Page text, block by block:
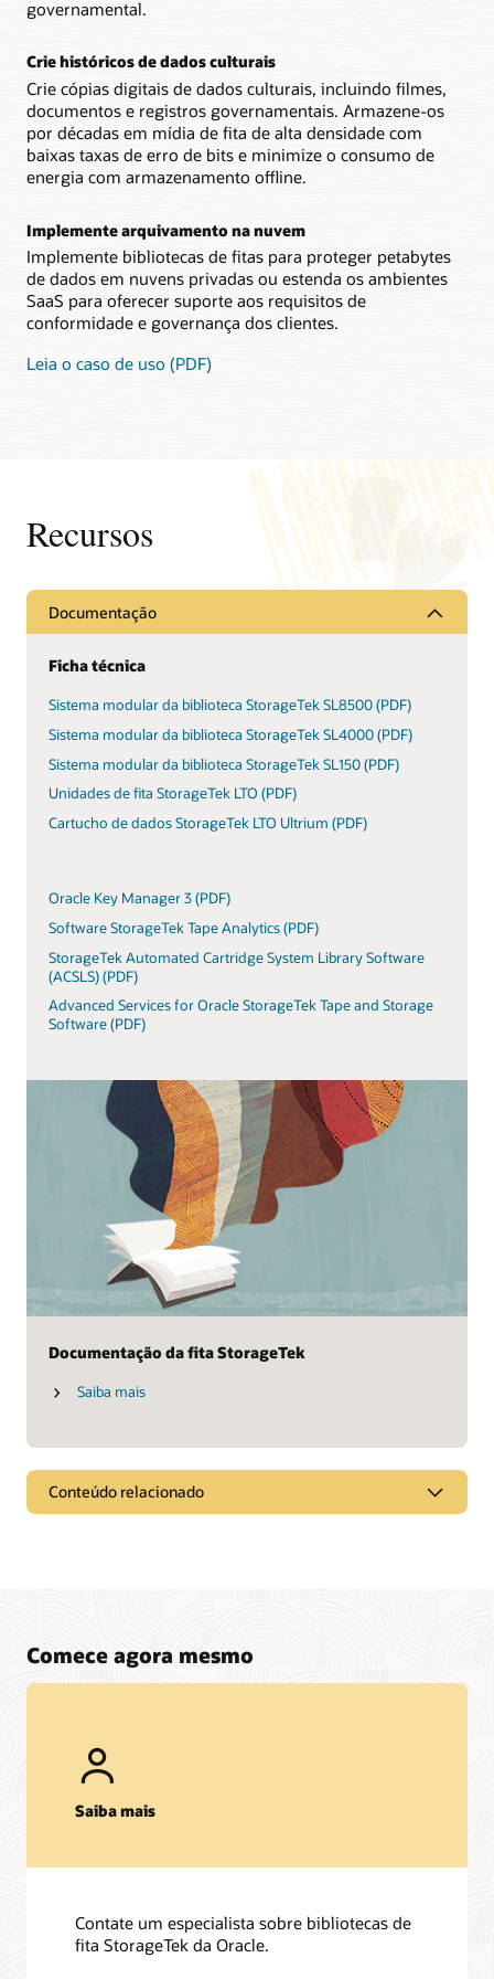
governamental.
Crie históricos de dados culturais
Crie cópias digitais de dados culturais, incluindo filmes,
documentos e registros governamentais. Armazene-os
por décadas em mídia de fita de alta densidade com
baixas taxas de erro de bits e minimize o consumo de
energia com armazenamento offline.
Implemente arquivamento na nuvem
Implemente bibliotecas de fitas para proteger petabytes
de dados em nuvens privadas ou estenda os ambientes
SaaS para oferecer suporte aos requisitos de
conformidade e governança dos clientes.
Leia o caso de uso (PDF)
Recursos
Documentação
Ficha técnica
Sistema modular da biblioteca StorageTek SL8500 (PDF)
Sistema modular da biblioteca StorageTek SL4000 (PDF)
Sistema modular da biblioteca StorageTek SL150 (PDF)
Unidades de fita StorageTek LTO (PDF)
Cartucho de dados StorageTek LTO Ultrium (PDF)
Oracle Key Manager 3 (PDF)
Software StorageTek Tape Analytics (PDF)
StorageTek Automated Cartridge System Library Software
(ACSLS) (PDF)
Advanced Services for Oracle StorageTek Tape and Storage
Software (PDF)
Documentação da fita StorageTek
Saiba mais
Conteúdo relacionado
Comece agora mesmo
Saiba mais
Contate um especialista sobre bibliotecas de
fita StorageTek da Oracle.